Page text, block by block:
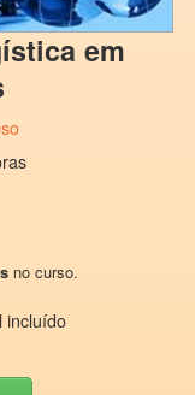
em
no curso.
incluído